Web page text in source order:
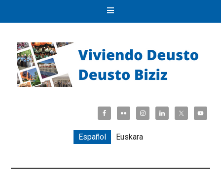
Español Euskara